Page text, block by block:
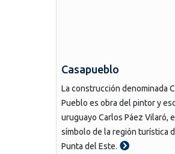
Casapueblo
La construcción denominada
Pueblo es obra del pintor y
uruguayo Carlos Páez Vilaró,
símbolo de la región turística
Punta del Este.